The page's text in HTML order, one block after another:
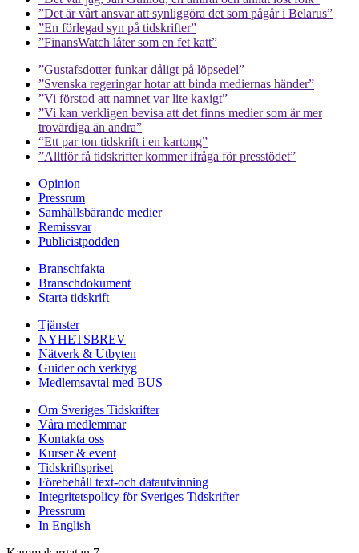
”Det är vårt ansvar att synliggöra det som pågår i Belarus”
”En förlegad syn på tidskrifter”
”FinansWatch låter som en fet katt”
”Gustafsdotter funkar dåligt på löpsedel”
”Svenska regeringar hotar att binda mediernas händer”
”Vi förstod att namnet var lite kaxigt”
”Vi kan verkligen bevisa att det finns medier som är mer
trovärdiga än andra”
“Ett par ton tidskrift i en kartong”
”Alltför få tidskrifter kommer ifråga för presstödet”
Opinion
Pressrum
Samhällsbärande medier
Remissvar
Publicistpodden
Branschfakta
Branschdokument
Starta tidskrift
Tjänster
NYHETSBREV
Nätverk & Utbyten
Guider och verktyg
Medlemsavtal med BUS
Om Sveriges Tidskrifter
Våra medlemmar
Kontakta oss
Kurser & event
Tidskriftspriset
Förebehåll text-och datautvinning
Integritetspolicy för Sveriges Tidskrifter
Pressrum
In English